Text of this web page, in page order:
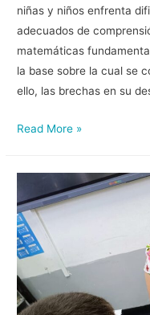
niñas y niños enfrenta
adecuados de
matemáticas
la base sobre la cual se
ello, las brechas en su
Read More »